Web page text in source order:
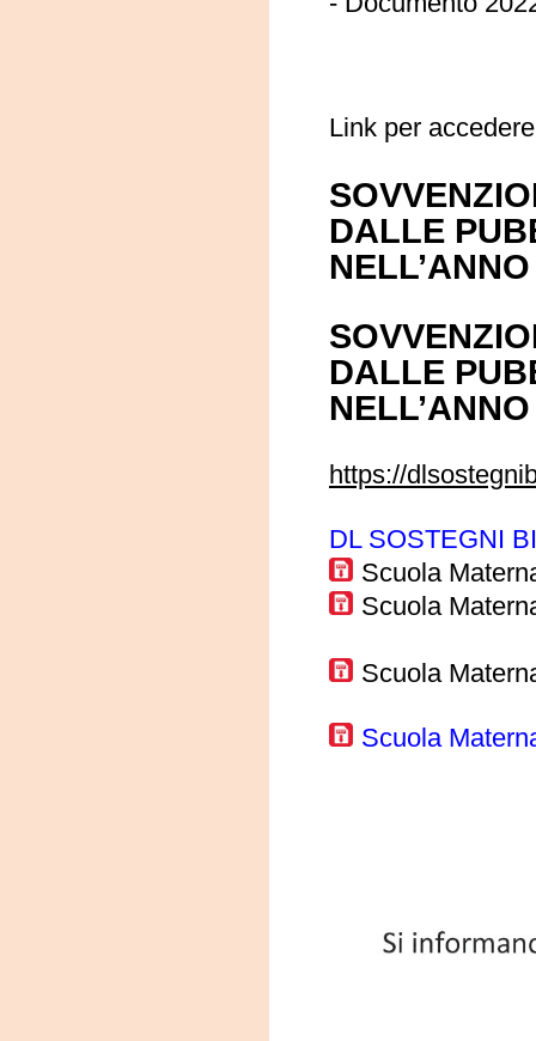
Link per
DALLE
DALLE
https://
DL SOSTEGNI
Scuola
Scuola
Scuola
Scuola